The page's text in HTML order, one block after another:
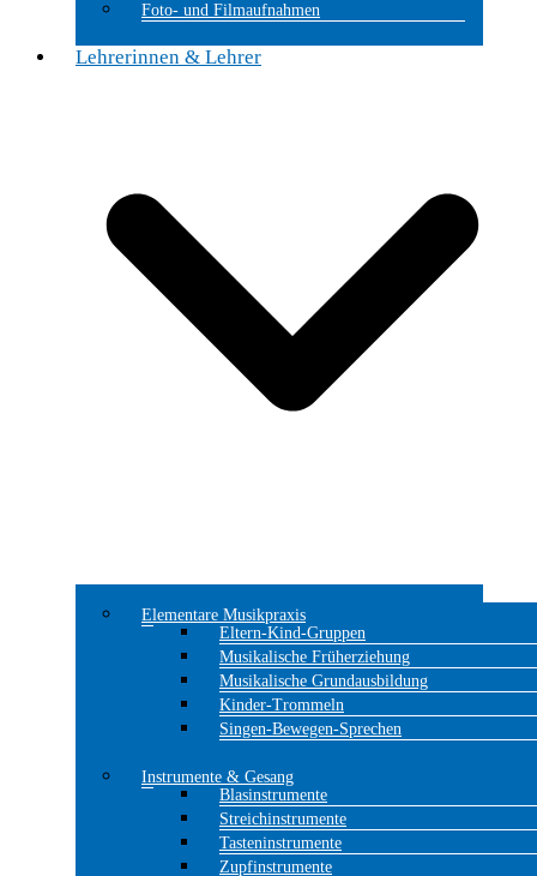
Foto- und Filmaufnahmen
Lehrerinnen & Lehrer
Elementare Musikpraxis
Eltern-Kind-Gruppen
Musikalische Früherziehung
Musikalische Grundausbildung
Kinder-Trommeln
Singen-Bewegen-Sprechen
Instrumente & Gesang
Blasinstrumente
Streichinstrumente
Tasteninstrumente
Zupfinstrumente